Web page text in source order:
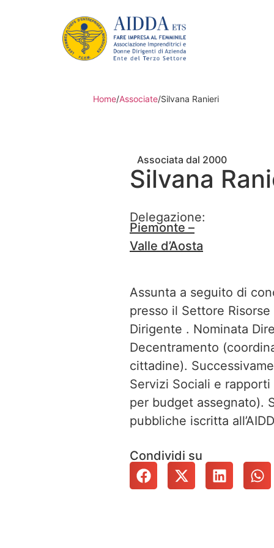
Home/Associate/Silvana Ranieri
Associata dal 2000
Silvana
Delegazione:
Piemonte –
Valle d’Aosta
Assunta a seguito di
presso il Settore
Dirigente . Nominata
Decentramento
cittadine).
Servizi Sociali e
per budget assegnato).
pubbliche iscritta
Condividi su